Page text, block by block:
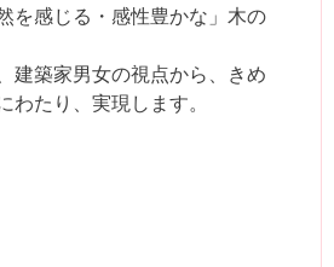
を感じる・感性豊かな」木の
建築家男女の視点から、きめ
わたり、実現します。